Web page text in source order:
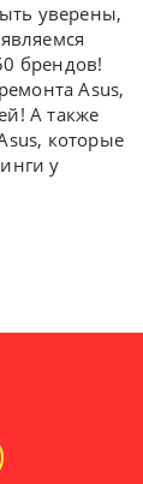
уверены,
брендов!
Asus,
А также
которые
у